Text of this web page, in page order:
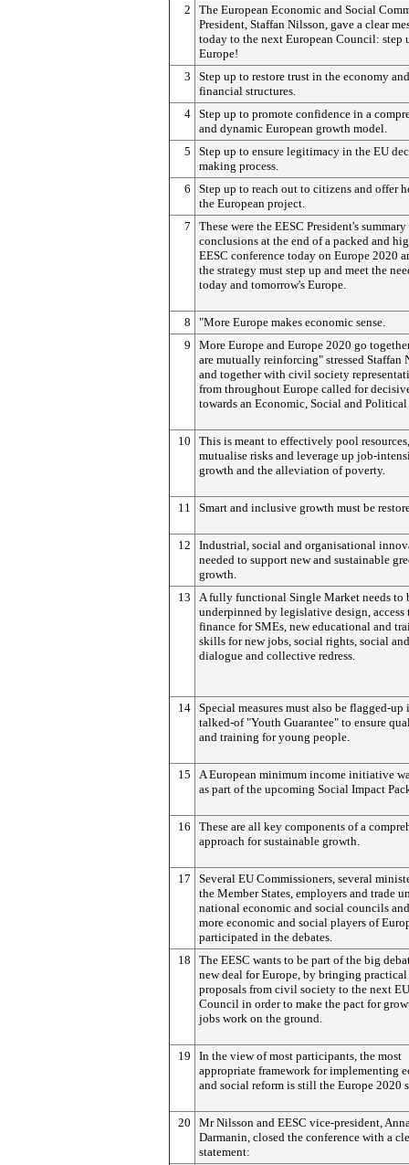
2
The European Economic and Social
President, Staffan Nilsson, gave a clear
today to the next European Council: step
Europe!
3
Step up to restore trust in the economy
financial structures.
4 Step up to promote confidence in a
and dynamic European growth model.
5
Step up to ensure legitimacy in the EU
making process.
6
Step up to reach out to citizens and offer
the European project.
7
These were the EESC President's summary
conclusions at the end of a packed and
EESC conference today on Europe 2020
the strategy must step up and meet the
today and tomorrow's Europe.
8
"More Europe makes economic sense.
9
More Europe and Europe 2020 go
are mutually reinforcing" stressed Staffan
and together with civil society
from throughout Europe called for
towards an Economic, Social and
10
This is meant to effectively pool resources,
mutualise risks and leverage up job-
growth and the alleviation of poverty.
11 Smart and inclusive growth must be
12
Industrial, social and organisational
needed to support new and sustainable
growth.
13
A fully functional Single Market needs to
underpinned by legislative design, access
finance for SMEs, new educational and
skills for new jobs, social rights, social
dialogue and collective redress.
14 Special measures must also be flagged-up
talked-of "Youth Guarantee" to ensure
and training for young people.
15
A European minimum income initiative
as part of the upcoming Social Impact
16
These are all key components of a
approach for sustainable growth.
17
Several EU Commissioners, several
the Member States, employers and trade
national economic and social councils
more economic and social players of
participated in the debates.
18
The EESC wants to be part of the big
new deal for Europe, by bringing practical
proposals from civil society to the next EU
Council in order to make the pact for
jobs work on the ground.
19
In the view of most participants, the most
appropriate framework for implementing
and social reform is still the Europe 2020
20
Mr Nilsson and EESC vice-president,
Darmanin, closed the conference with a
statement: